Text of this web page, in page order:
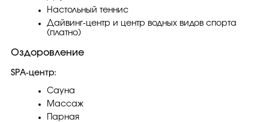
Настольный теннис
Дайвинг-центр и центр водных видов спорта
(платно)
Оздоровление
SPA-центр:
Сауна
Массаж
Парная